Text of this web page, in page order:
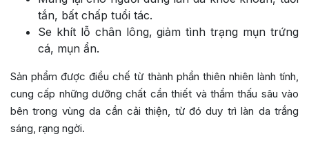
tắn, bất chấp tuổi tác.
Se khít lỗ chân lông, giảm tình trạng mụn trứng
cá, mụn ẩn.
Sản phẩm được điều chế từ thành phần thiên nhiên lành tính,
cung cấp những dưỡng chất cần thiết và thẩm thấu sâu vào
bên trong vùng da cần cải thiện, từ đó duy trì làn da trắng
sáng, rạng ngời.